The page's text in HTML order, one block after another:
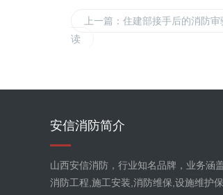
上一篇 ：住建部接手后的消防
读
安信消防简介
山西安信消防，行业知名品牌，业务涵
消防工程,施工安装,消防维保,设施维护保